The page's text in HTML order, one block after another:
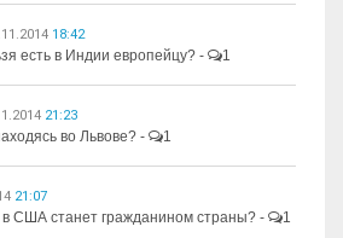
18:42
есть в Индии европейцу? - 1
21:23
во Львове? - 1
21:07
США станет гражданином страны? - 1